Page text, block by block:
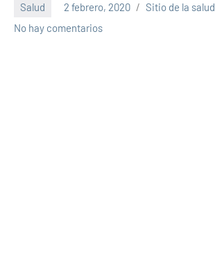
Salud 2 febrero, 2020
Sitio de la salud
No hay comentarios